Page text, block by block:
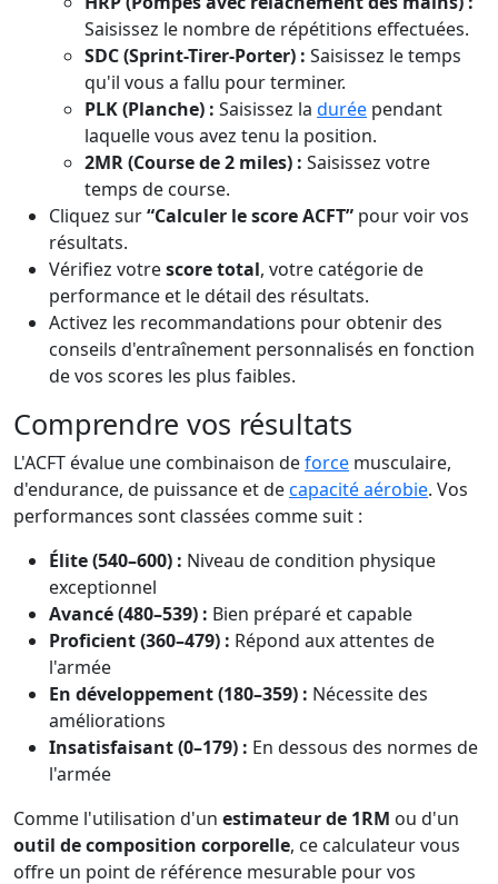
Saisissez le nombre de répétitions effectuées.
SDC (Sprint-Tirer-Porter) : Saisissez le temps
qu'il vous a fallu pour terminer.
PLK (Planche) : Saisissez la durée pendant
laquelle vous avez tenu la position.
2MR (Course de 2 miles) : Saisissez votre
temps de course.
Cliquez sur“Calculer le score ACFT” pour voir vos
résultats.
Vérifiez votrescore total, votre catégorie de
performance et le détail des résultats.
Activez les recommandations pour obtenir des
conseils d'entraînement personnalisés en fonction
de vos scores les plus faibles.
Comprendre vos résultats
L'ACFT évalue une combinaison deforce musculaire,
d'endurance, de puissance et decapacité aérobie. Vos
performances sont classées comme suit :
Élite (540–600) : Niveau de condition physique
exceptionnel
Avancé (480–539) : Bien préparé et capable
Proficient (360–479) : Répond aux attentes de
l'armée
En développement (180–359) : Nécessite des
améliorations
Insatisfaisant (0–179) : En dessous des normes de
l'armée
Comme l'utilisation d'un estimateur de 1RM ou d'un
outil de composition corporelle, ce calculateur vous
offre un point de référence mesurable pour vos